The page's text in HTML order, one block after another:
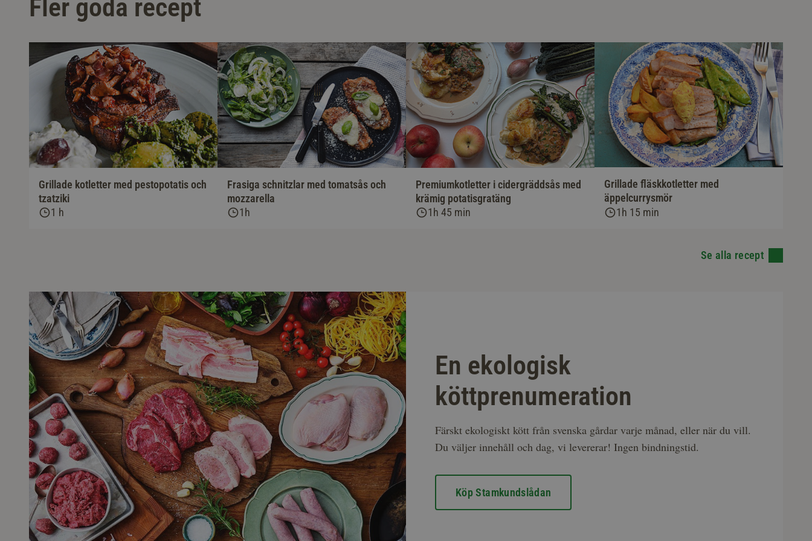
Fler goda recept
Grillade kotletter med pestopotatis och
tzatziki
1 h
Frasiga schnitzlar med tomatsås och
mozzarella
1h
Premiumkotletter i cidergräddsås med
krämig potatisgratäng
1h 45 min
Grillade fläskkotletter med
äppelcurrysmör
1h 15 min
Se alla recept
En ekologisk
köttprenumeration
Färskt ekologiskt kött från svenska gårdar varje månad, eller när du vill.
Du väljer innehåll och dag, vi levererar! Ingen bindningstid.
Köp Stamkundslådan